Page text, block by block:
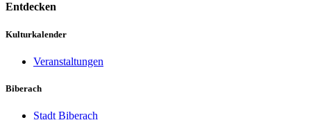
Entdecken
Kulturkalender
Veranstaltungen
Biberach
Stadt Biberach